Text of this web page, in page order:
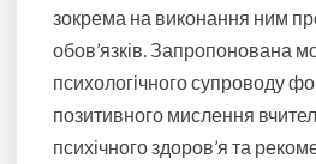
зокрема на виконання ним
обов’язків. Запропонована
психологічного супроводу
позитивного мислення
психічного здоров’я та